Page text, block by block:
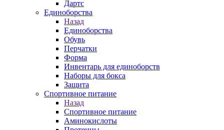
Дартс
Единоборства
Назад
Единоборства
Обувь
Перчатки
Форма
Инвентарь для единоборств
Наборы для бокса
Защита
Спортивное питание
Назад
Спортивное питание
Аминокислоты